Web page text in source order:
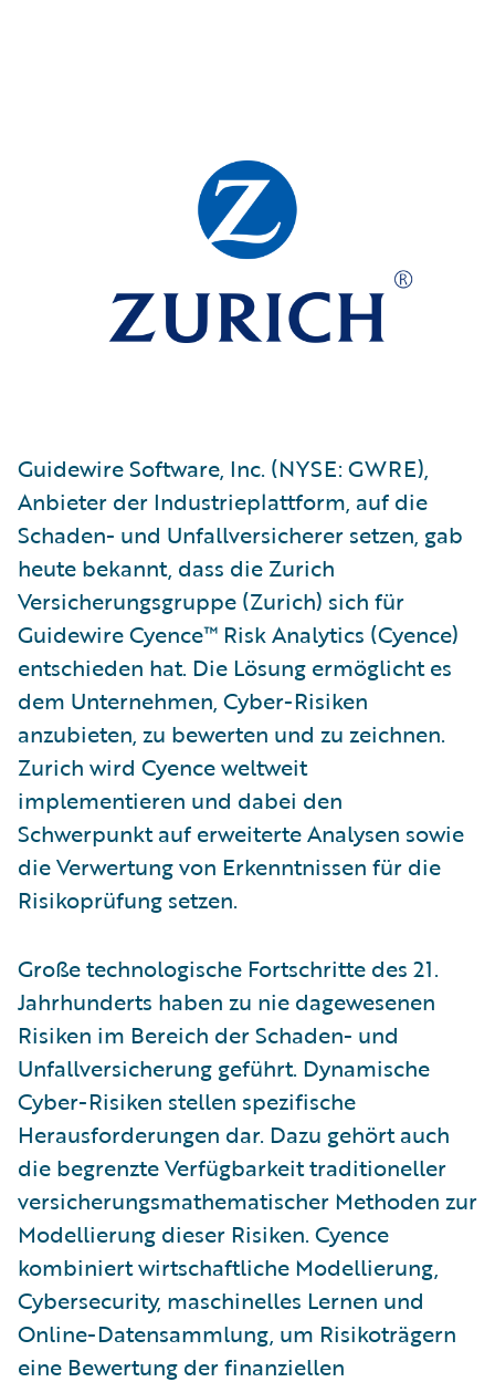
Guidewire Software, Inc. (NYSE: GWRE),
Anbieter der Industrieplattform, auf die
Schaden- und Unfallversicherer setzen, gab
heute bekannt, dass die Zurich
Versicherungsgruppe (Zurich) sich für
Guidewire Cyence™ Risk Analytics (Cyence)
entschieden hat. Die Lösung ermöglicht es
dem Unternehmen, Cyber-Risiken
anzubieten, zu bewerten und zu zeichnen.
Zurich wird Cyence weltweit
implementieren und dabei den
Schwerpunkt auf erweiterte Analysen sowie
die Verwertung von Erkenntnissen für die
Risikoprüfung setzen.
Große technologische Fortschritte des 21.
Jahrhunderts haben zu nie dagewesenen
Risiken im Bereich der Schaden- und
Unfallversicherung geführt. Dynamische
Cyber-Risiken stellen spezifische
Herausforderungen dar. Dazu gehört auch
die begrenzte Verfügbarkeit traditioneller
versicherungsmathematischer Methoden zur
Modellierung dieser Risiken. Cyence
kombiniert wirtschaftliche Modellierung,
Cybersecurity, maschinelles Lernen und
Online-Datensammlung, um Risikoträgern
eine Bewertung der finanziellen